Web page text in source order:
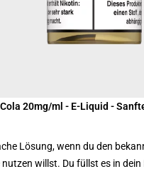
20mg/ml - E-Liquid -
Lösung, wenn du den
willst. Du füllst es in